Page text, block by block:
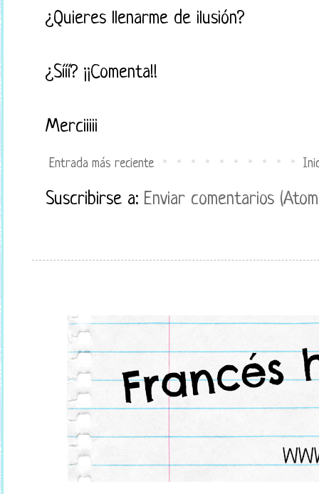
¿Quieres llenarme de ilusión?
¿Sííí? ¡¡Comenta!!
Merciiiii
Entrada más reciente
Suscribirse a: Enviar comentarios